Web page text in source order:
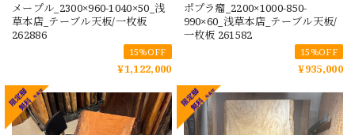
メープル_2300×960-1040×50_浅
草本店_テーブル天板/一枚板
262886
15%OFF
¥1,122,000
ポプラ瘤_2200×1000-850-
990×60_浅草本店_テーブル天板/
一枚板 261582
15%OFF
¥935,000